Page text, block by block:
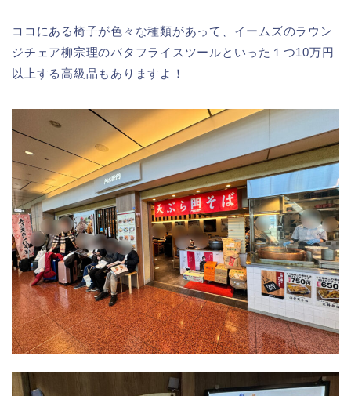
ココにある椅子が色々な種類があって、イームズのラウン
ジチェア柳宗理のバタフライスツールといった１つ10万円
以上する高級品もありますよ！